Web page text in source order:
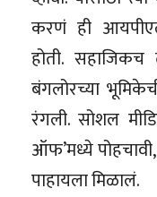
करणं ही
होती.
बंगलोरच्या
रंगली. सोशल
ऑफ’मध्ये
पाहायला मिळालं.